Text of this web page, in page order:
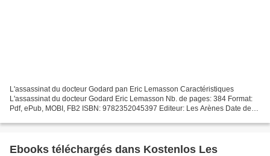
L'assassinat du docteur Godard pan Eric Lemasson Caractéristiques
L'assassinat du docteur Godard Eric Lemasson Nb. de pages: 384 Format:
Pdf, ePub, MOBI, FB2 ISBN: 9782352045397 Editeur: Les Arènes Date de
Ebooks téléchargés dans Kostenlos Les